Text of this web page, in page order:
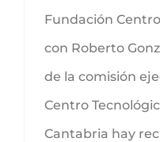
Fundación
con Roberto
de la comisión
Centro
Cantabria hay